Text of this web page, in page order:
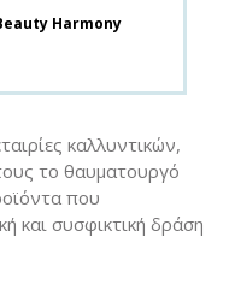
Harmony
καλλυντικών,
το θαυματουργό
που
και συσφικτική δράση